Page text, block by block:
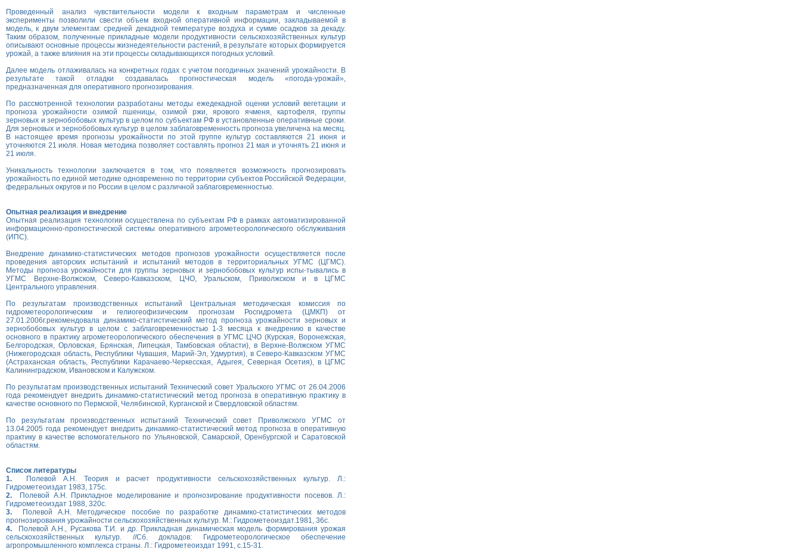
Проведенный анализ чувствительности модели к входным параметрам и численные
эксперименты позволили свести объем входной оперативной информации, закладываемой в
модель, к двум элементам: средней декадной температуре воздуха и сумме осадков за декаду.
Таким образом, полученные прикладные модели продуктивности сельскохозяйственных культур
описывают основные процессы жизнедеятельности растений, в результате которых формируется
урожай, а также влияния на эти процессы складывающихся погодных условий.
Далее модель отлаживалась на конкретных годах с учетом погодичных значений урожайности. В
результате такой отладки создавалась прогностическая модель «погода-урожай»,
предназначенная для оперативного прогнозирования.
По рассмотренной технологии разработаны методы ежедекадной оценки условий вегетации и
прогноза урожайности озимой пшеницы, озимой ржи, ярового ячменя, картофеля, группы
зерновых и зернобобовых культур в целом по субъектам РФ в установленные оперативные сроки.
Для зерновых и зернобобовых культур в целом заблаговременность прогноза увеличена на месяц.
В настоящее время прогнозы урожайности по этой группе культур составляются 21 июня и
уточняются 21 июля. Новая методика позволяет составлять прогноз 21 мая и уточнять 21 июня и
21 июля.
Уникальность технологии заключается в том, что появляется возможность прогнозировать
урожайность по единой методике одновременно по территории субъектов Российской Федерации,
федеральных округов и по России в целом с различной заблаговременностью.
Опытная реализация и внедрение
Опытная реализация технологии осуществлена по субъектам РФ в рамках автоматизированной
информационно-прогностической системы оперативного агрометеорологического обслуживания
(ИПС).
Внедрение динамико-статистических методов прогнозов урожайности осуществляется после
проведения авторских испытаний и испытаний методов в территориальных УГМС (ЦГМС).
Методы прогноза урожайности для группы зерновых и зернобобовых культур испы-тывались в
УГМС Верхне-Волжском, Северо-Кавказском, ЦЧО, Уральском, Приволжском и в ЦГМС
Центрального управления.
По результатам производственных испытаний Центральная методическая комиссия по
гидрометеорологическим и гелиогеофизическим прогнозам Росгидромета (ЦМКП) от
27.01.2006г.рекомендовала динамико-статистический метод прогноза урожайности зерновых и
зернобобовых культур в целом с заблаговременностью 1-3 месяца к внедрению в качестве
основного в практику агрометеорологического обеспечения в УГМС ЦЧО (Курская, Воронежская,
Белгородская, Орловская, Брянская, Липецкая, Тамбовская области), в Верхне-Волжском УГМС
(Нижегородская область, Республики Чувашия, Марий-Эл, Удмуртия), в Северо-Кавказском УГМС
(Астраханская область, Республики Карачаево-Черкесская, Адыгея, Северная Осетия), в ЦГМС
Калининградском, Ивановском и Калужском.
По результатам производственных испытаний Технический совет Уральского УГМС от 26.04.2006
года рекомендует внедрить динамико-статистический метод прогноза в оперативную практику в
качестве основного по Пермской, Челябинской, Курганской и Свердловской областям.
По результатам производственных испытаний Технический совет Приволжского УГМС от
13.04.2005 года рекомендует внедрить динамико-статистический метод прогноза в оперативную
практику в качестве вспомогательного по Ульяновской, Самарской, Оренбургской и Саратовской
областям.
Список литературы
1. Полевой А.Н. Теория и расчет продуктивности сельскохозяйственных культур. Л.:
Гидрометеоиздат 1983, 175с.
2. Полевой А.Н. Прикладное моделирование и прогнозирование продуктивности посевов. Л.:
Гидрометеоиздат 1988, 320с.
3. Полевой А.Н. Методическое пособие по разработке динамико-статистических методов
прогнозирования урожайности сельскохозяйственных культур. М.: Гидрометеоиздат.1981, 36с.
4. Полевой А.Н., Русакова Т.И. и др. Прикладная динамическая модель формирования урожая
сельскохозяйственных культур. //Сб. докладов: Гидрометеорологическое обеспечение
агропромышленного комплекса страны. Л.: Гидрометеоиздат 1991, с.15-31.